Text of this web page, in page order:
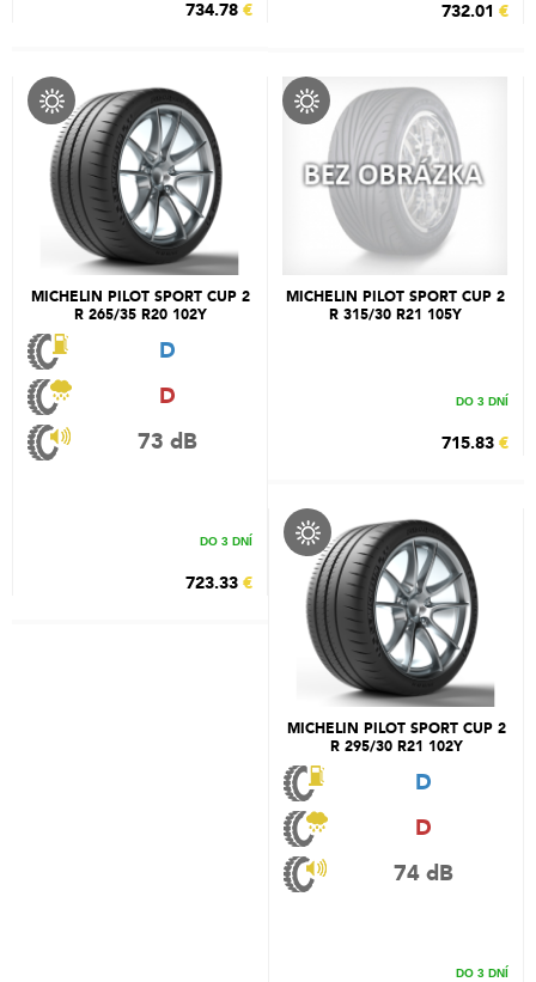
734.78 € 732.01 €
MICHELIN PILOT SPORT CUP 2
R 265/35 R20 102Y
D
D
73 dB
DO 3 DNÍ
723.33 €
MICHELIN PILOT SPORT CUP 2
R 315/30 R21 105Y
DO 3 DNÍ
715.83 €
MICHELIN PILOT SPORT CUP 2
R 295/30 R21 102Y
D
D
74 dB
DO 3 DNÍ